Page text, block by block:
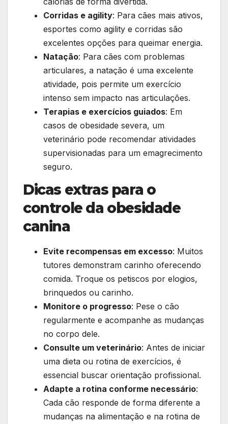
Corridas e agility: Para cães mais ativos,
esportes como agility e corridas são
excelentes opções para queimar energia.
Natação: Para cães com problemas
articulares, a natação é uma excelente
atividade, pois permite um exercício
intenso sem impacto nas articulações.
Terapias e exercícios guiados: Em
casos de obesidade severa, um
veterinário pode recomendar atividades
supervisionadas para um emagrecimento
seguro.
Dicas extras para o
controle da obesidade
canina
Evite recompensas em excesso: Muitos
tutores demonstram carinho oferecendo
comida. Troque os petiscos por elogios,
brinquedos ou carinho.
Monitore o progresso: Pese o cão
regularmente e acompanhe as mudanças
no corpo dele.
Consulte um veterinário: Antes de iniciar
uma dieta ou rotina de exercícios, é
essencial buscar orientação profissional.
Adapte a rotina conforme necessário:
Cada cão responde de forma diferente a
mudanças na alimentação e na rotina de